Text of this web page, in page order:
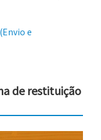
e
de restituição